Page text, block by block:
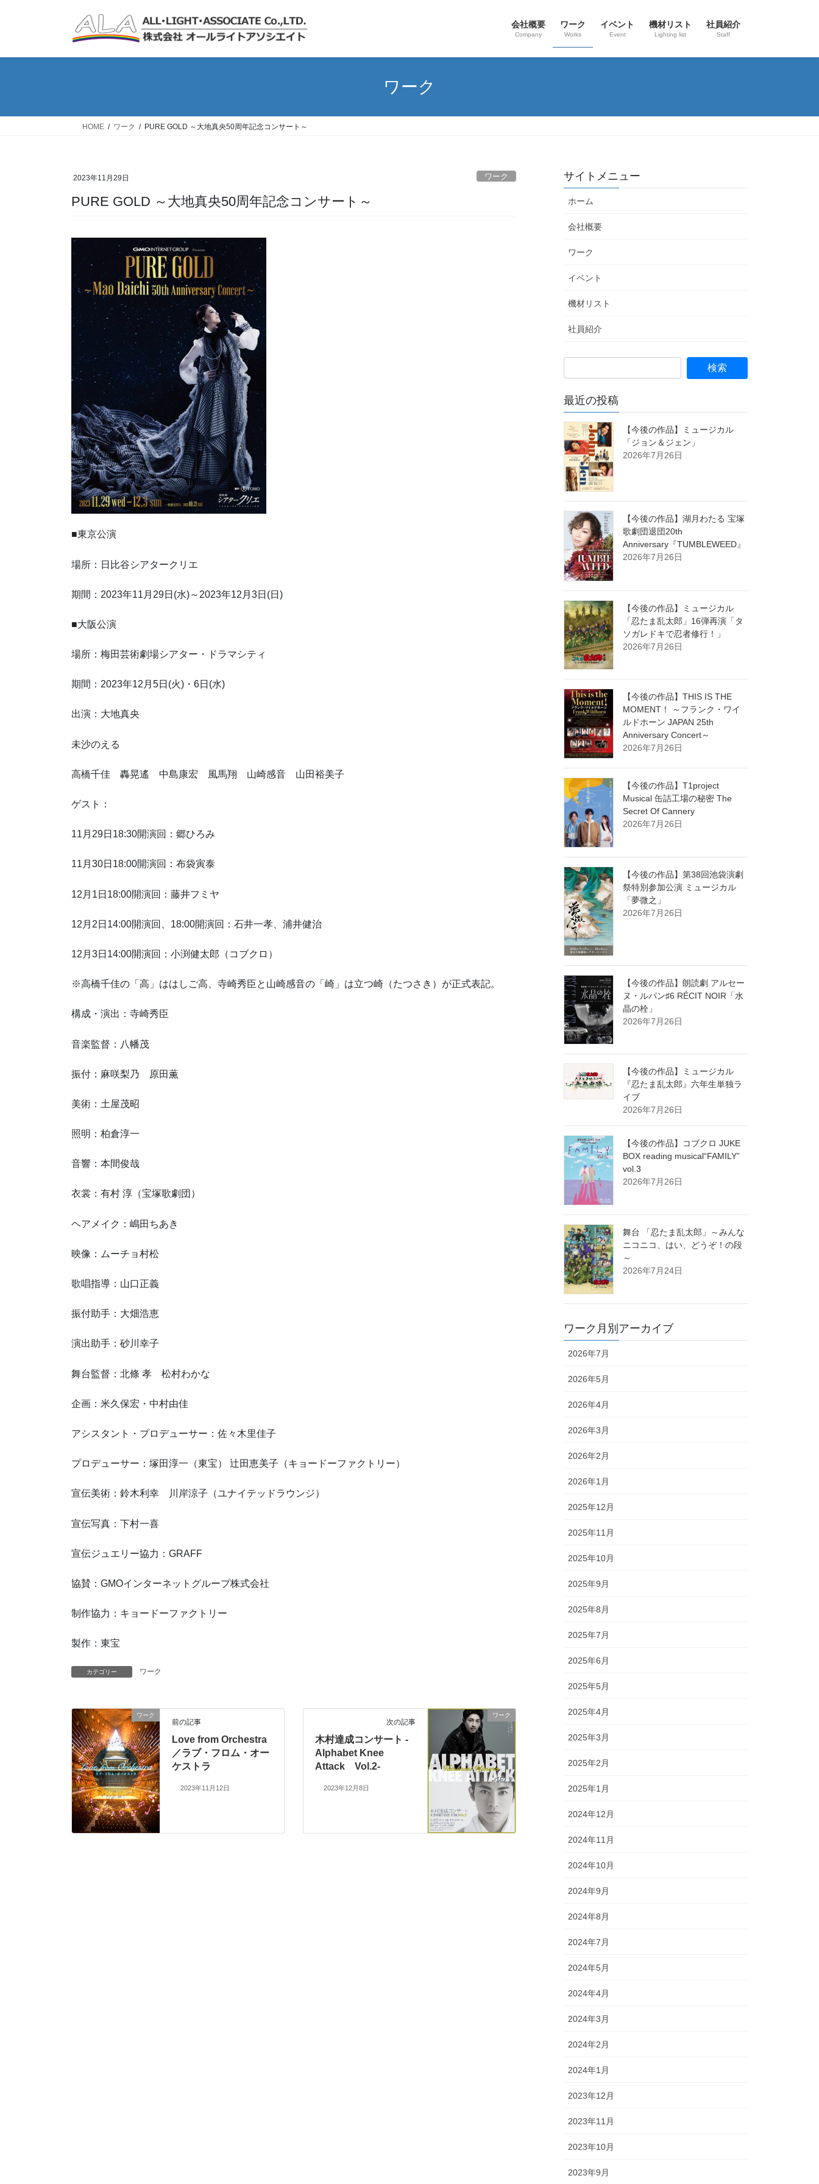
会社概要
Company
ワーク
Works
イベント
Event
機材リスト
Lighting list
社員紹介
Staff
ワーク
HOME ワーク PURE GOLD ～大地真央50周年記念コンサート～
2023年11月29日 ワーク
PURE GOLD ～大地真央50周年記念コンサート～
■東京公演
場所：日比谷シアタークリエ
期間：2023年11月29日(水)～2023年12月3日(日)
■大阪公演
場所：梅田芸術劇場シアター・ドラマシティ
期間：2023年12月5日(火)・6日(水)
出演：大地真央
未沙のえる
高橋千佳 轟晃遙 中島康宏 風馬翔 山崎感音 山田裕美子
ゲスト：
11月29日18:30開演回：郷ひろみ
11月30日18:00開演回：布袋寅泰
12月1日18:00開演回：藤井フミヤ
12月2日14:00開演回、18:00開演回：石井一孝、浦井健治
12月3日14:00開演回：小渕健太郎（コブクロ）
※高橋千佳の「高」ははしご高、寺崎秀臣と山崎感音の「崎」は立つ崎（たつさき）が正式表記。
構成・演出：寺崎秀臣
音楽監督：八幡茂
振付：麻咲梨乃 原田薫
美術：土屋茂昭
照明：柏倉淳一
音響：本間俊哉
衣裳：有村 淳（宝塚歌劇団）
ヘアメイク：嶋田ちあき
映像：ムーチョ村松
歌唱指導：山口正義
振付助手：大畑浩恵
演出助手：砂川幸子
舞台監督：北條 孝 松村わかな
企画：米久保宏・中村由佳
アシスタント・プロデューサー：佐々木里佳子
プロデューサー：塚田淳一（東宝） 辻田恵美子（キョードーファクトリー）
宣伝美術：鈴木利幸 川岸涼子（ユナイテッドラウンジ）
宣伝写真：下村一喜
宣伝ジュエリー協力：GRAFF
協賛：GMOインターネットグループ株式会社
制作協力：キョードーファクトリー
製作：東宝
カテゴリー ワーク
ワーク
前の記事
Love from Orchestra
／ラブ・フロム・オー
ケストラ
2023年11月12日
ワーク
次の記事
木村達成コンサート -
Alphabet Knee
Attack Vol.2-
2023年12月8日
サイトメニュー
ホーム
会社概要
ワーク
イベント
機材リスト
社員紹介
最近の投稿
【今後の作品】ミュージカル
「ジョン＆ジェン」
2026年7月26日
【今後の作品】湖月わたる 宝塚
歌劇団退団20th
Anniversary『TUMBLEWEED』
2026年7月26日
【今後の作品】ミュージカル
「忍たま乱太郎」16弾再演「タ
ソガレドキで忍者修行！」
2026年7月26日
【今後の作品】THIS IS THE
MOMENT！ ～フランク・ワイ
ルドホーン JAPAN 25th
Anniversary Concert～
2026年7月26日
【今後の作品】T1project
Musical 缶詰工場の秘密 The
Secret Of Cannery
2026年7月26日
【今後の作品】第38回池袋演劇
祭特別参加公演 ミュージカル
「夢微之」
2026年7月26日
【今後の作品】朗読劇 アルセー
ヌ・ルパン♯6 RÉCIT NOIR「水
晶の栓」
2026年7月26日
【今後の作品】ミュージカル
『忍たま乱太郎』六年生単独ラ
イブ
2026年7月26日
【今後の作品】コブクロ JUKE
BOX reading musical“FAMILY”
vol.3
2026年7月26日
舞台 「忍たま乱太郎」～みんな
ニコニコ、はい、どうぞ！の段
～
2026年7月24日
ワーク月別アーカイブ
2026年7月
2026年5月
2026年4月
2026年3月
2026年2月
2026年1月
2025年12月
2025年11月
2025年10月
2025年9月
2025年8月
2025年7月
2025年6月
2025年5月
2025年4月
2025年3月
2025年2月
2025年1月
2024年12月
2024年11月
2024年10月
2024年9月
2024年8月
2024年7月
2024年5月
2024年4月
2024年3月
2024年2月
2024年1月
2023年12月
2023年11月
2023年10月
2023年9月